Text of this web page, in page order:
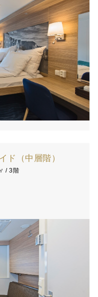
ド（中層階）
/ 3階